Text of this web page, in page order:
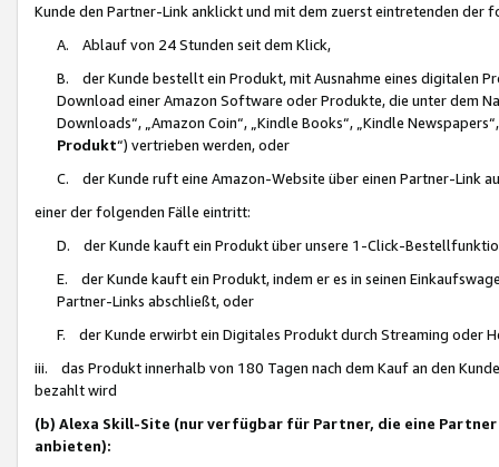
Kunde den Partner-Link anklickt und mit dem zuerst eintretenden der
A. Ablauf von 24 Stunden seit dem Klick,
B. der Kunde bestellt ein Produkt, mit Ausnahme eines digitalen
Download einer Amazon Software oder Produkte, die unter dem
Downloads“, „Amazon Coin“, „Kindle Books“, „Kindle
Produkt“) vertrieben werden, oder
C. der Kunde ruft eine Amazon-Website über einen Partner-Link
einer der folgenden Fälle eintritt:
D. der Kunde kauft ein Produkt über unsere 1-Click-
E. der Kunde kauft ein Produkt, indem er es in seinen
Partner-Links abschließt, oder
F. der Kunde erwirbt ein Digitales Produkt durch Streaming oder
iii. das Produkt innerhalb von 180 Tagen nach dem Kauf an den
bezahlt wird
(b) Alexa Skill-Site (nur verfügbar für Partner, die eine
anbieten):